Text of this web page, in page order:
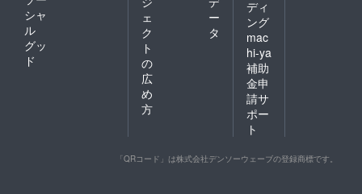
シャ
ル
グッ
ド
ェ
ク
ト
の
広
め
方
ー
タ
ディ
ング
mac
hi-ya
補助
金申
請サ
ポー
ト
「QRコード」は株式会社デンソーウェーブの登録商標です。